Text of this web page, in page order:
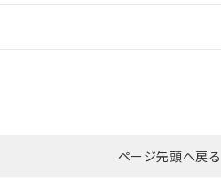
ダウンロードはこちらページ先頭へ戻る